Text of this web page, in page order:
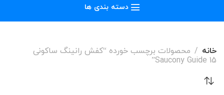
دسته بندی ها
خانه
محصولات برچسب خورده “کفش رانینگ ساکونی
Saucony Guide 15”